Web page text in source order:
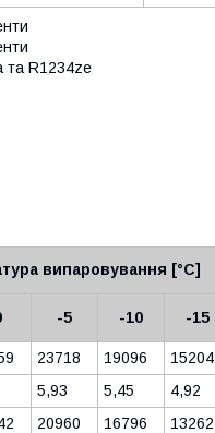
та R1234ze
випаровування [°C]
-5 -10 -15
23718 19096 15204
5,93 5,45 4,92
20960 16796 13262